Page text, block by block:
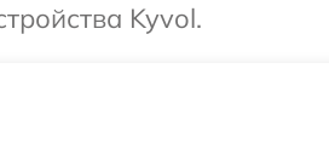
Kyvol.